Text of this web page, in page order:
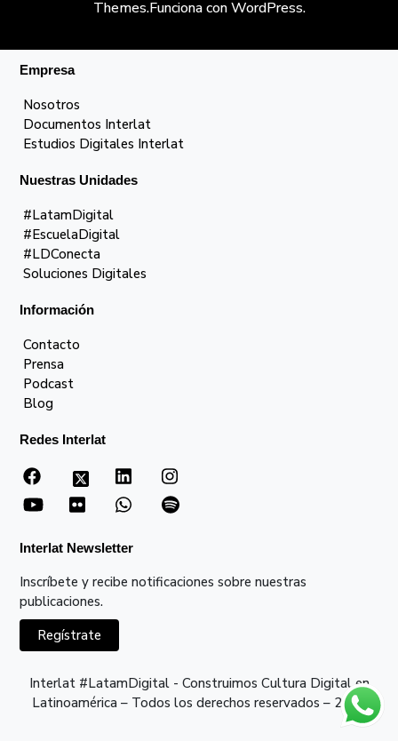
Themes.Funciona conWordPress.
Empresa
Nosotros
Documentos Interlat
Estudios Digitales Interlat
Nuestras Unidades
#LatamDigital
#EscuelaDigital
#LDConecta
Soluciones Digitales
Información
Contacto
Prensa
Podcast
Blog
Redes Interlat
Interlat Newsletter
Inscríbete y recibe notificaciones sobre nuestras
publicaciones.
Regístrate
Interlat #LatamDigital - Construimos Cultura Digital en
Latinoamérica – Todos los derechos reservados – 2026